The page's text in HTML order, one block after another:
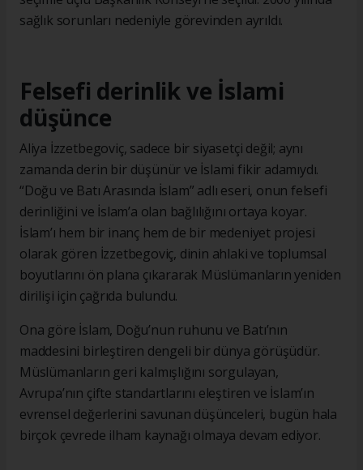
sağlık sorunları nedeniyle görevinden ayrıldı.
Felsefi derinlik ve İslami
düşünce
Aliya İzzetbegoviç, sadece bir siyasetçi değil; aynı
zamanda derin bir düşünür ve İslami fikir adamıydı.
“Doğu ve Batı Arasında İslam” adlı eseri, onun felsefi
derinliğini ve İslam’a olan bağlılığını ortaya koyar.
İslam’ı hem bir inanç hem de bir medeniyet projesi
olarak gören İzzetbegoviç, dinin ahlaki ve toplumsal
boyutlarını ön plana çıkararak Müslümanların yeniden
dirilişi için çağrıda bulundu.
Ona göre İslam, Doğu’nun ruhunu ve Batı’nın
maddesini birleştiren dengeli bir dünya görüşüdür.
Müslümanların geri kalmışlığını sorgulayan,
Avrupa’nın çifte standartlarını eleştiren ve İslam’ın
evrensel değerlerini savunan düşünceleri, bugün hala
birçok çevrede ilham kaynağı olmaya devam ediyor.